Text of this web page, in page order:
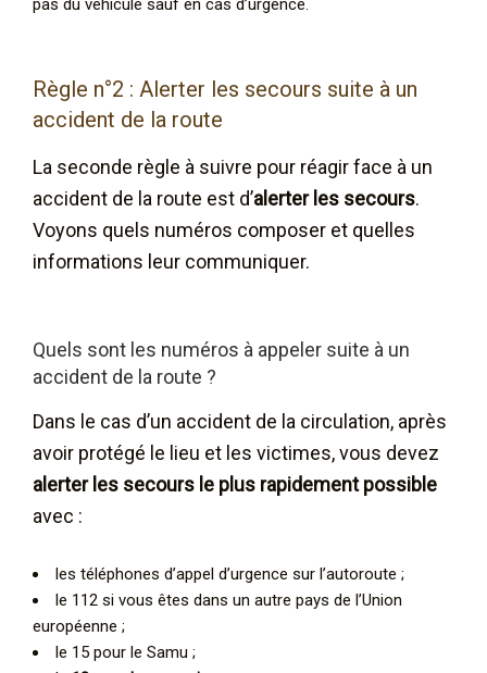
pas du véhicule sauf en cas d’urgence.
Règle n°2 : Alerter les secours suite à un
accident de la route
La seconde règle à suivre pour réagir face à un
accident de la route est d’alerter les secours.
Voyons quels numéros composer et quelles
informations leur communiquer.
Quels sont les numéros à appeler suite à un
accident de la route ?
Dans le cas d’un accident de la circulation, après
avoir protégé le lieu et les victimes, vous devez
alerter les secours le plus rapidement possible
avec :
les téléphones d’appel d’urgence sur l’autoroute ;
le 112 si vous êtes dans un autre pays de l’Union
européenne ;
le 15 pour le Samu ;